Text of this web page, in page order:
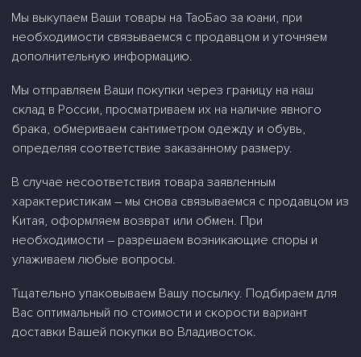
Мы выкупаем Ваши товары на ТаоБао за юани, при
необходимости связываемся с продавцом и уточняем
дополнительную информацию.
Мы отправляем Ваши покупки через границу на наш
склад в России, просматриваем их на наличие явного
брака, обмериваем сантиметром одежду и обувь,
определяя соответствие заказанному размеру.
В случае несоответствия товара заявленным
характеристикам – мы снова связываемся с продавцом из
Китая, оформляем возврат или обмен. При
необходимости – разрешаем возникающие споры и
улаживаем любые вопросы.
Тщательно упаковываем Вашу посылку. Подбираем для
Вас оптимальный по стоимости и скорости вариант
доставки Вашей покупки во Владивосток.